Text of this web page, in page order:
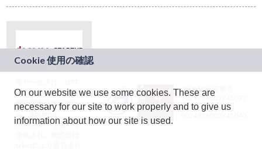
ドコモグループの新
規事業創出プログラ
ム「docomo
STARTUP」を通じて
JASRAC許諾番号：
9024936001Y45037
JASRAC許諾番号：
On our website we use some cookies. These are
necessary for our site to work properly and to give us
information about how our site is used.